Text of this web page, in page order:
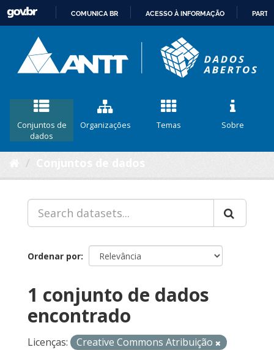
CONTEÚDO
COMUNICA BR ACESSO À INFORMAÇÃO
Conjuntos de
dados
Organizações Temas Sobre
Ordenar por
1 conjunto de dados
encontrado
Licenças:
Creative Commons Atribuição